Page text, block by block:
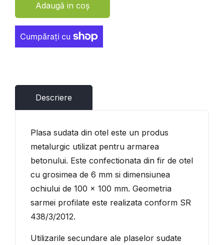
Adaugă in coş
Descriere
Plasa sudata din otel este un produs
metalurgic utilizat pentru armarea
betonului. Este confectionata din fir de otel
cu grosimea de 6 mm si dimensiunea
ochiului de 100 x 100 mm. Geometria
sarmei profilate este realizata conform SR
438/3/2012.
Utilizarile secundare ale plaselor sudate